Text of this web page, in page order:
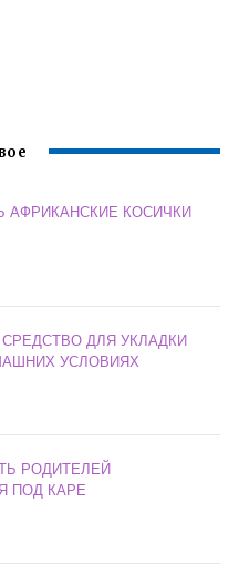
АФРИКАНСКИЕ КОСИЧКИ
ДЛЯ УКЛАДКИ
УСЛОВИЯХ
РОДИТЕЛЕЙ
ПОД КАРЕ